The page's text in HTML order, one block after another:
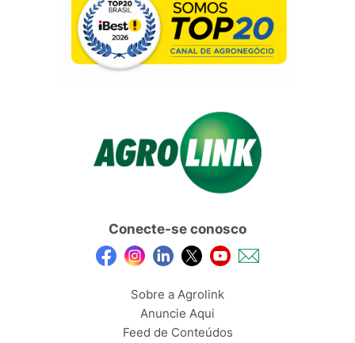
Conecte-se conosco
Sobre a Agrolink
Anuncie Aqui
Feed de Conteúdos